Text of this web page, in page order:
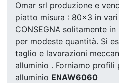
Omar srl produzione e
piatto misura : 80x3 in vari
CONSEGNA solitamente
per modeste quantità. Si
taglio e lavorazioni
alluminio . Forniamo profili
alluminio ENAW6060